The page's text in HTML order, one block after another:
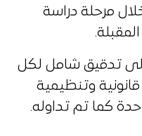
مرحلة دراسة
تدقيق شامل لكل
وتنظيمية
كما تم تداوله.